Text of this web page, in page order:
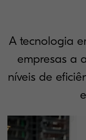
A tecnologia
empresas a
níveis de